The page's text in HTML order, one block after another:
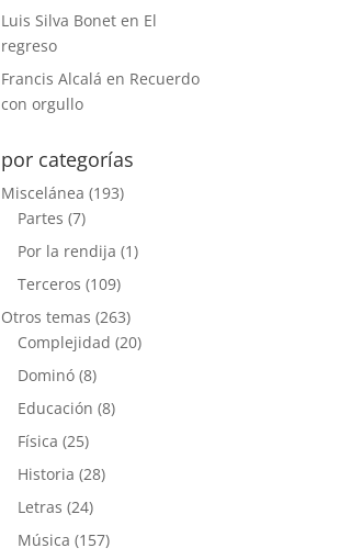
Luis Silva Bonet en El
regreso
Francis Alcalá en Recuerdo
con orgullo
por categorías
Miscelánea (193)
Partes (7)
Por la rendija (1)
Terceros (109)
Otros temas (263)
Complejidad (20)
Dominó (8)
Educación (8)
Física (25)
Historia (28)
Letras (24)
Música (157)